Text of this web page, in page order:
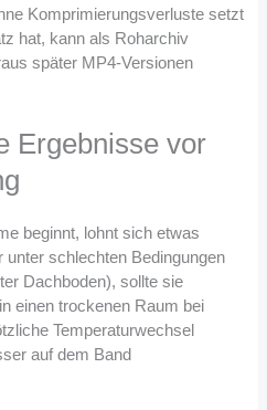
Komprimierungsverluste setzt
hat, kann als Roharchiv
später MP4-Versionen
Ergebnisse vor
beginnt, lohnt sich etwas
unter schlechten Bedingungen
Dachboden), sollte sie
einen trockenen Raum bei
Temperaturwechsel
auf dem Band